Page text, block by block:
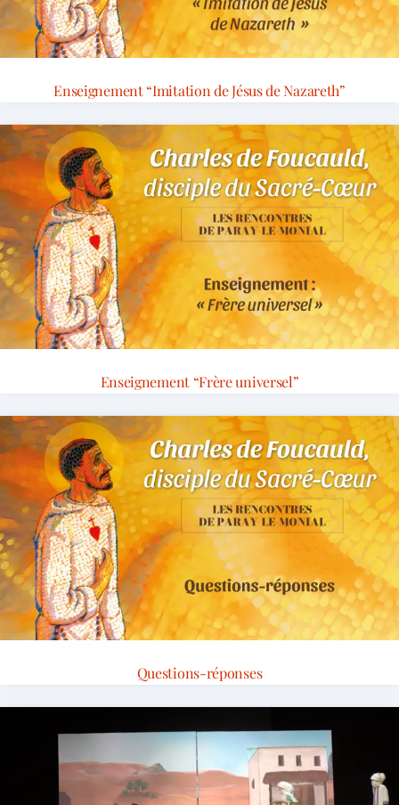
Enseignement “Imitation de Jésus de Nazareth”
Enseignement “Frère universel”
Questions-réponses